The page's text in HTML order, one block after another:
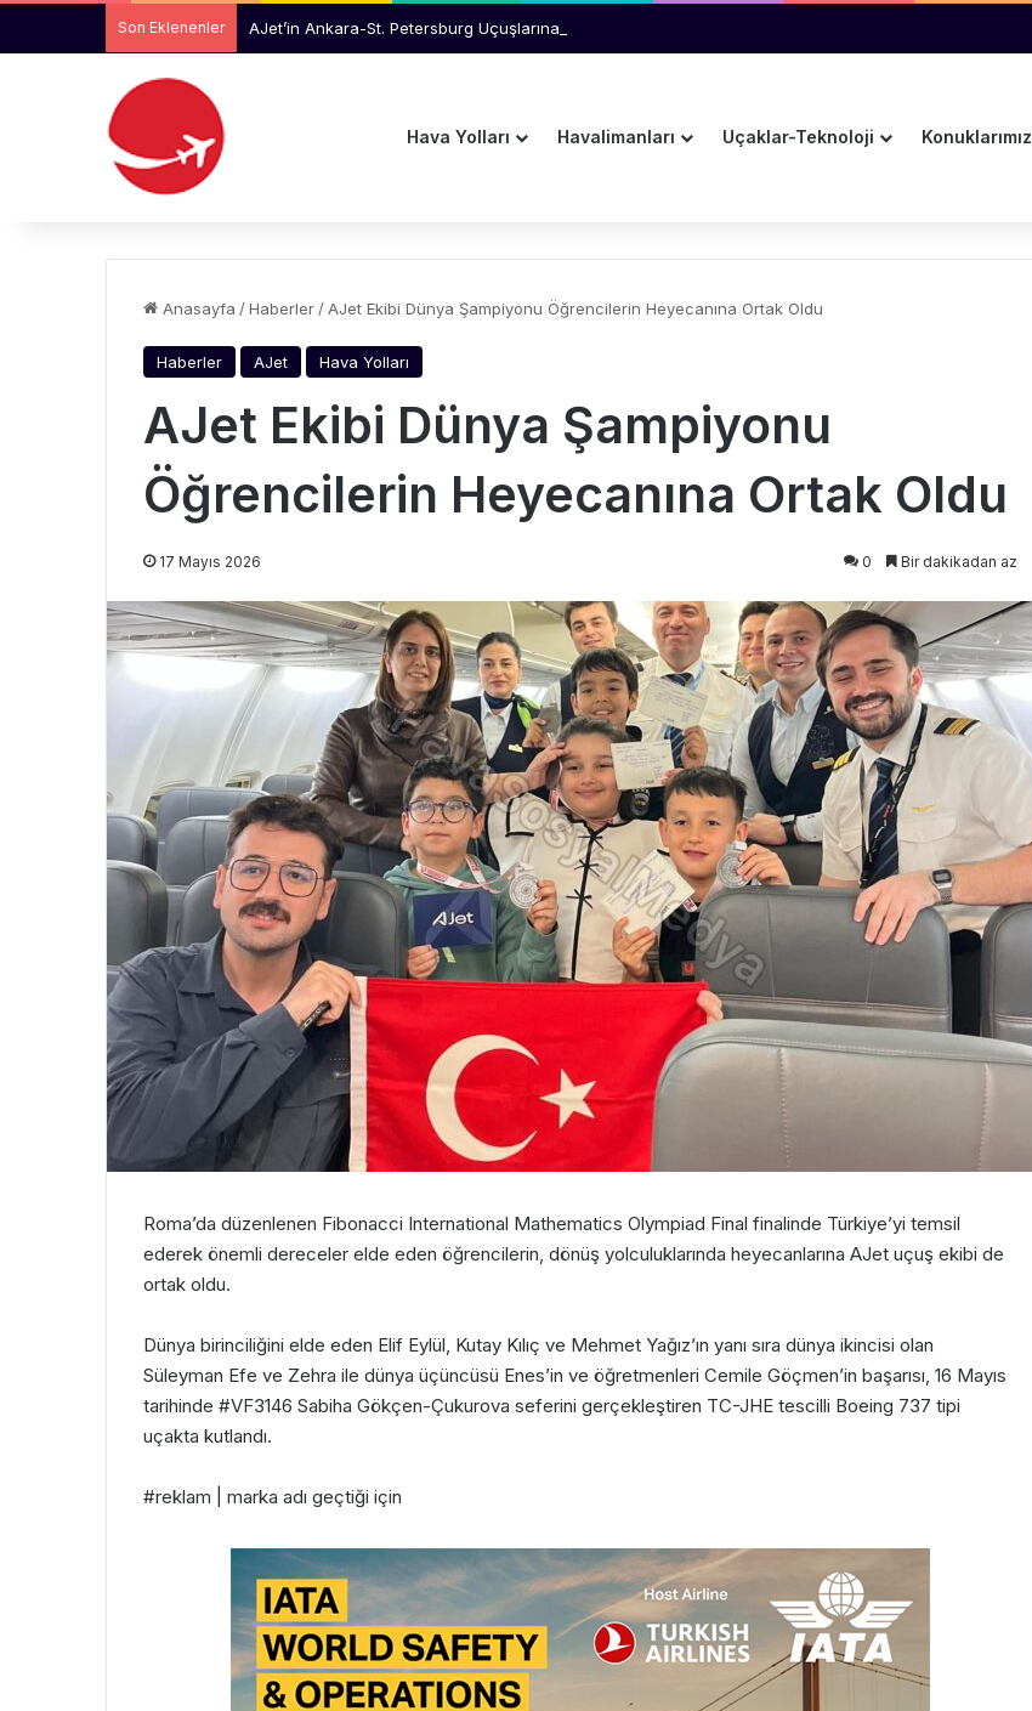
Son Eklenenler AJet’in Ankara-St. Petersburg Uçuşlarına Pulkovo Havalimanı’ndan Tanıtım Desteği
Hava Yolları Havalimanları Uçaklar-Teknoloji Konuklarımız
Anasayfa /Haberler /AJet Ekibi Dünya Şampiyonu Öğrencilerin Heyecanına Ortak Oldu
Haberler AJet Hava Yolları
AJet Ekibi Dünya Şampiyonu
Öğrencilerin Heyecanına Ortak Oldu
17 Mayıs 2026 0 Bir dakikadan az
Roma’da düzenlenen Fibonacci International Mathematics Olympiad Final finalinde Türkiye’yi temsil
ederek önemli dereceler elde eden öğrencilerin, dönüş yolculuklarında heyecanlarına AJet uçuş ekibi de
ortak oldu.
Dünya birinciliğini elde eden Elif Eylül, Kutay Kılıç ve Mehmet Yağız’ın yanı sıra dünya ikincisi olan
Süleyman Efe ve Zehra ile dünya üçüncüsü Enes’in ve öğretmenleri Cemile Göçmen’in başarısı, 16 Mayıs
tarihinde #VF3146 Sabiha Gökçen-Çukurova seferini gerçekleştiren TC-JHE tescilli Boeing 737 tipi
uçakta kutlandı.
#reklam | marka adı geçtiği için